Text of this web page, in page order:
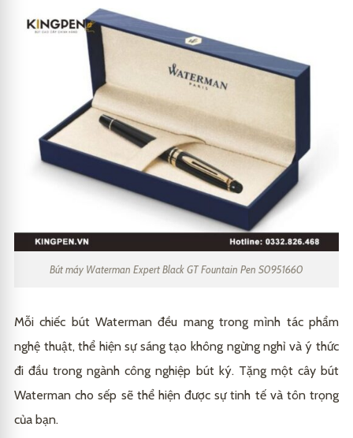
Bút máy Waterman Expert Black GT Fountain Pen S0951660
Mỗi chiếc bút Waterman đều mang trong mình tác phẩm
nghệ thuật, thể hiện sự sáng tạo không ngừng nghỉ và ý thức
đi đầu trong ngành công nghiệp bút ký. Tặng một cây bút
Waterman cho sếp sẽ thể hiện được sự tinh tế và tôn trọng
của bạn.